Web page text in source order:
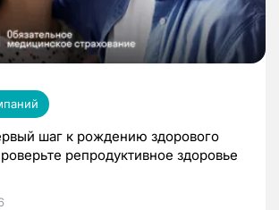
шаг к рождению здорового
репродуктивное здоровье